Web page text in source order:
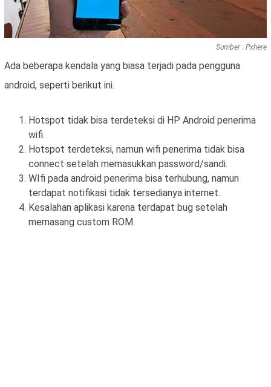
Sumber : Pxhere
Ada beberapa kendala yang biasa terjadi pada pengguna
android, seperti berikut ini.
Hotspot tidak bisa terdeteksi di HP Android penerima
wifi.
Hotspot terdeteksi, namun wifi penerima tidak bisa
connect setelah memasukkan password/sandi.
WIfi pada android penerima bisa terhubung, namun
terdapat notifikasi tidak tersedianya internet.
Kesalahan aplikasi karena terdapat bug setelah
memasang custom ROM.